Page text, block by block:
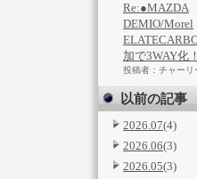
Re:●MAZDA
DEMIO/Morel
加で3WAY化
投稿者：チャーリ
以前の記事
2026.07(4)
2026.06(3)
2026.05(3)